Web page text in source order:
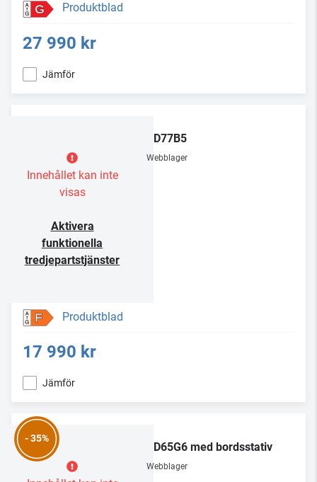
G Produktblad
27 990 kr
Jämför
Innehållet kan inte
visas
Aktivera
funktionella
tredjepartstjänster
OLED77B5
Webblager
F Produktblad
17 990 kr
Jämför
- 35%
OLED65G6 med bordsstativ
Webblager